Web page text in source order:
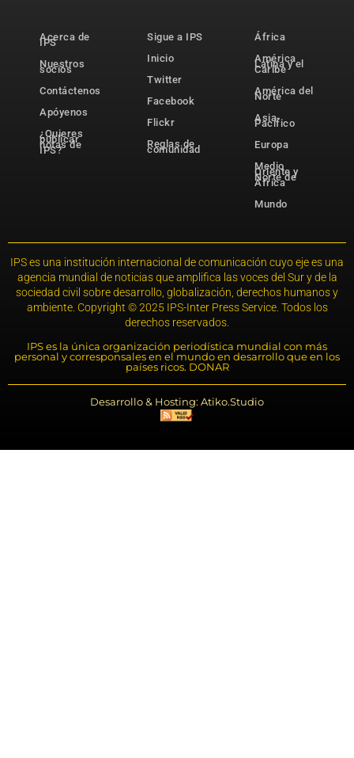
Acerca de
IPS
Nuestros
socios
Contáctenos
Apóyenos
¿Quieres
publicar
notas de
IPS?
Sigue a IPS
Inicio
Twitter
Facebook
Flickr
Reglas de
comunidad
África
América
Latina y el
Caribe
América del
Norte
Asia-
Pacífico
Europa
Medio
Oriente y
Norte de
África
Mundo
IPS es una institución internacional de comunicación cuyo eje es una
agencia mundial de noticias que amplifica las voces del Sur y de la
sociedad civil sobre desarrollo, globalización, derechos humanos y
ambiente. Copyright © 2025 IPS-Inter Press Service. Todos los
derechos reservados.
IPS es la única organización periodística mundial con más
personal y corresponsales en el mundo en desarrollo que en los
países ricos. DONAR
Desarrollo & Hosting: Atiko.Studio